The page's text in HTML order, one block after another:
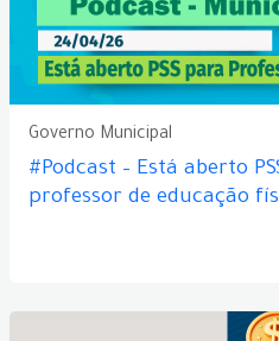
Governo Municipal
#Podcast – Está aberto
professor de educação